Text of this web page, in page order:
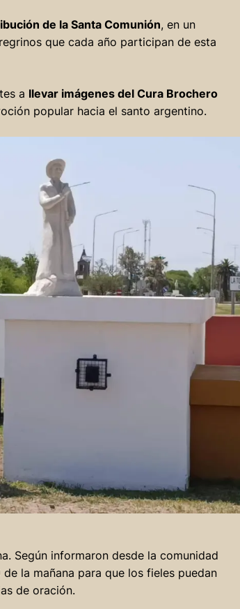
de la Santa Comunión, en un
que cada año participan de esta
a llevar imágenes del Cura Brochero
popular hacia el santo argentino.
Según informaron desde la comunidad
la mañana para que los fieles puedan
de oración.